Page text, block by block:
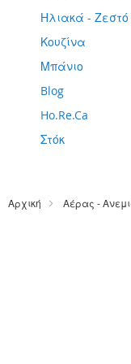
Ηλιακά -
Κουζίνα
Μπάνιο
Blog
Ho.Re.Ca
Στόκ
Αρχική Αέρας -